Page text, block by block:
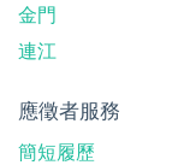
金門
連江
應徵者服務
簡短履歷